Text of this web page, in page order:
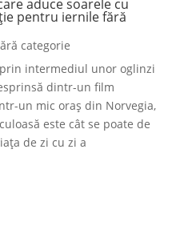
aduce soarele cu
pentru iernile fără
categorie
intermediul unor oglinzi
dintr-un film
un mic oraș din Norvegia,
este cât se poate de
de zi cu zi a